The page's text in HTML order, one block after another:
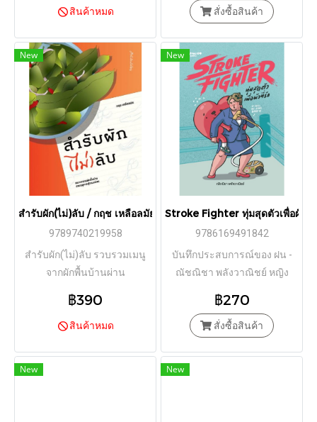
ได้อย่างราบรื่น และยังเป็นการ
วาระสุดท้ายของชีวิตตน
สินค้าหมด
ประสบการณ์ มีแต่เวลาเท่านั้น
สั่งซื้อสินค้า
New
สำรับผัก(ไม่)ลับ / กฤช เหลือลมัย / มติชน
9789740219958
สำรับผัก(ไม่)ลับ รวบรวมเมนู
จากผักพื้นบ้านผ่าน
แต่ละเมนูจึงไม่ได้มีเพียงสูตร
อาหาร หากแต่ชวนเปิดสำรับ
ในฐานะวัตถุดิบบนจานอาหาร
แต่ยังบันทึกเรื่องราวของพื้นที่
฿390
สินค้าหมด
New
Stroke Fighter ทุ่มสุดตัวเพื่อผัว
9786169491842
บันทึกประสบการณ์ของ ฝน -
ณัชณิชา พลังวาณิชย์ หญิง
ที่รัก ผู้ป่วยด้วยโรคหลอดเลือด
สมองจนเป็นอัมพฤกษ์ตั้งแต่ยัง
฿270
สั่งซื้อสินค้า
New New